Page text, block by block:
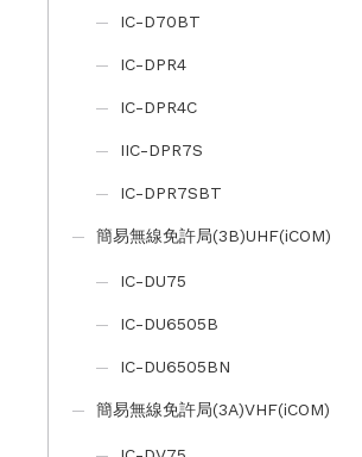
IC-D70BT
IC-DPR4
IC-DPR4C
IIC-DPR7S
IC-DPR7SBT
簡易無線免許局(3B)UHF(iCOM)
IC-DU75
IC-DU6505B
IC-DU6505BN
簡易無線免許局(3A)VHF(iCOM)